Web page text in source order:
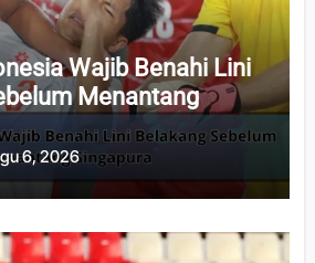
Wajib Benahi Lini
Menantang
6, 2026